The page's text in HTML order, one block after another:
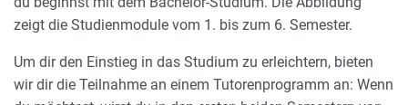
zeigt die Studienmodule vom 1. bis zum 6. Semester.
Um dir den Einstieg in das Studium zu erleichtern, bieten
wir dir die Teilnahme an einem Tutorenprogramm an: Wenn